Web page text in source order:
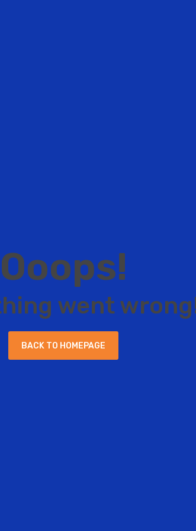
Ooops!
hing went wrong
BACK TO HOM EPAG E